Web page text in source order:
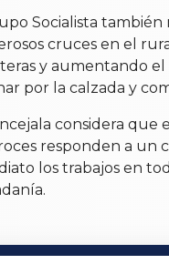
Socialista
cruces en el
y aumentando el
por la calzada y
considera
responden a un
los trabajos en